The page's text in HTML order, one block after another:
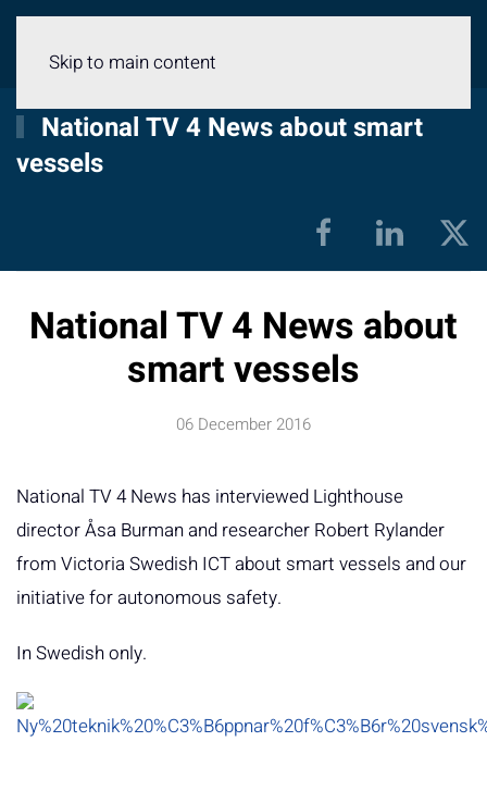
Skip to main content
National TV 4 News about smart
vessels
National TV 4 News about
smart vessels
06 December 2016
National TV 4 News has interviewed Lighthouse
director Åsa Burman and researcher Robert Rylander
from Victoria Swedish ICT about smart vessels and our
initiative for autonomous safety.
In Swedish only.